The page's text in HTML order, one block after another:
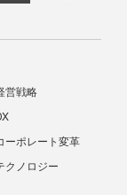
営戦略
ーポレート変革
クノロジー